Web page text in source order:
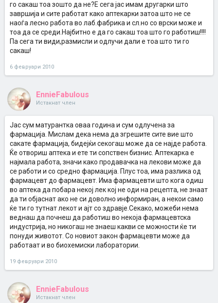
го сакаш тоа зошто да не?Е сега јас имам другарки што
завршија и сите работат како аптекарки затоа што не се
наоѓа лесно работа во лаб.фабрика и сл.но со врски може и
тоа да се среди.Најбитно е да го сакаш тоа што го работиш!!!!
Па сега ти види,размисли и одлучи дали е тоа што ти го
сакаш!
6 февруари 2010
EnnieFabulous
Истакнат член
Јас сум матурантка оваа година и сум одлучена за
фармација. Мислам дека нема да згрешите сите вие што
сакате фармација, бидејќи секогаш може да се најде работа.
Ќе отвориш аптека и ете ти сопствен бизнис. Аптекарка е
најмала работа, значи како продавачка на лекови може да
се работи и со средно фармација. Плус тоа, има разлика од
фармацевт до фармацевт. Има фармацевти што кога одиш
во аптека да побара некој лек кој не оди на рецепта, не знаат
да ти објаснат ако не си доволно информиран, а некои само
ќе ти го тутнат лекот и ајт со здравје.Секако, можеби нема
веднаш да почнеш да работиш во некоја фармацевтска
индустрија, но никогаш не знаеш какви се можности ќе ти
понуди животот. Со новиот закон фармацевти може да
работаат и во биохемиски лаборатории.
19 февруари 2010
EnnieFabulous
Истакнат член